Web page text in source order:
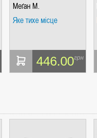
Меґан М.
Яке тихе місце
446.00грн